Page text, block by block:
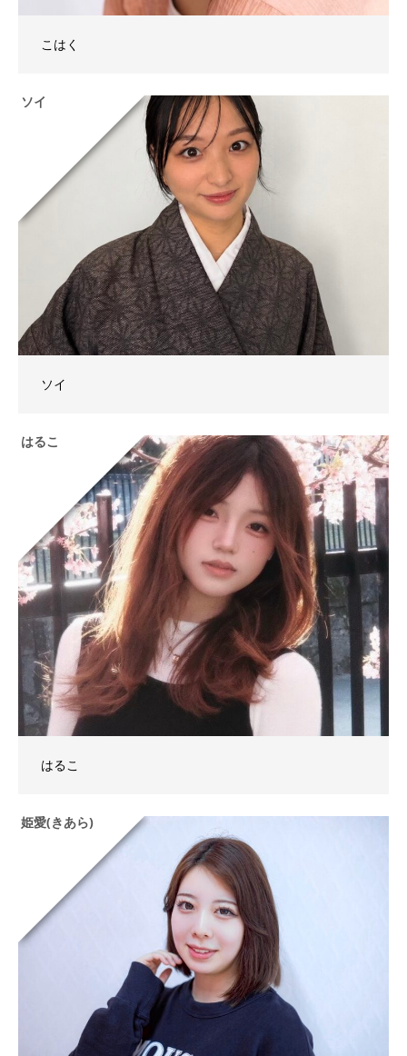
こはく
ソイ
ソイ
はるこ
はるこ
姫愛(きあら)